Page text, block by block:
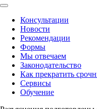
Консультации
Новости
Рекомендации
Формы
Мы отвечаем
Законодательство
Как прекратить
Сервисы
Обучение